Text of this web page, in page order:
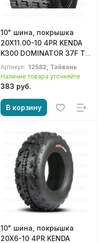
10" шина, покрышка
20X11.00-10 4PR KENDA
K300 DOMINATOR 37F TL
для квадроцикла, ATV
Артикул: 12582, Тайвань
Наличие товара уточняйте
383 руб.
В корзину
10" шина, покрышка
20X6-10 4PR KENDA